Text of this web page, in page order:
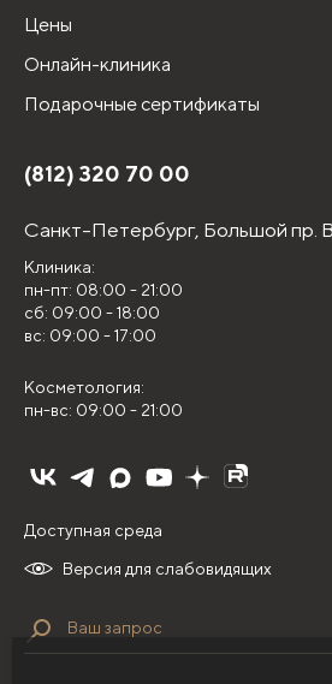
Цены
Онлайн-клиника
Подарочные сертификаты
(812) 320 70 00
Санкт-Петербург, Большой пр.
Клиника:
пн-пт: 08:00 - 21:00
сб: 09:00 - 18:00
вс: 09:00 - 17:00
Косметология:
пн-вс: 09:00 - 21:00
Версия для слабовидящих
Доступная среда